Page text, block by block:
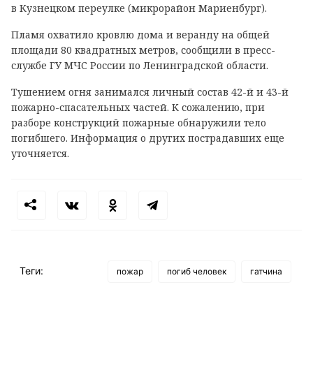
в Кузнецком переулке (микрорайон Мариенбург).
Пламя охватило кровлю дома и веранду на общей
площади 80 квадратных метров, сообщили в пресс-
службе ГУ МЧС России по Ленинградской области.
Тушением огня занимался личный состав 42-й и 43-й
пожарно-спасательных частей. К сожалению, при
разборе конструкций пожарные обнаружили тело
погибшего. Информация о других пострадавших еще
уточняется.
Теги: пожар погиб человек гатчина